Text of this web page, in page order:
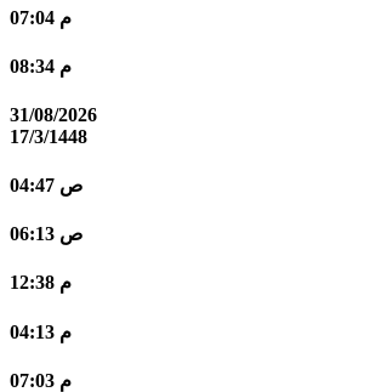
07:04 م
08:34 م
31/08/2026
17/3/1448
04:47 ص
06:13 ص
12:38 م
04:13 م
07:03 م